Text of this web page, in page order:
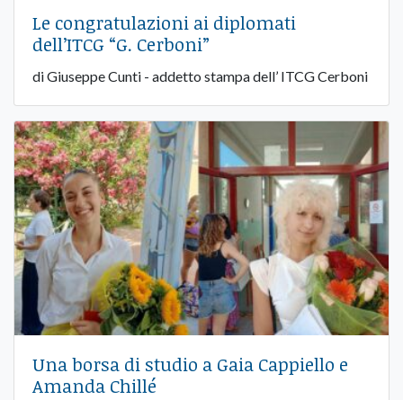
Le congratulazioni ai diplomati
dell’ITCG “G. Cerboni”
di Giuseppe Cunti - addetto stampa dell’ ITCG Cerboni
Una borsa di studio a Gaia Cappiello e
Amanda Chillé